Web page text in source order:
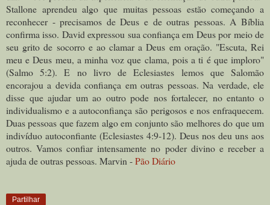
Stallone aprendeu algo que muitas pessoas estão começando a
reconhecer - precisamos de Deus e de outras pessoas. A Bíblia
confirma isso. David expressou sua confiança em Deus por meio de
seu grito de socorro e ao clamar a Deus em oração. "Escuta, Rei
meu e Deus meu, a minha voz que clama, pois a ti é que imploro"
(Salmo 5:2). E no livro de Eclesiastes lemos que Salomão
encorajou a devida confiança em outras pessoas. Na verdade, ele
disse que ajudar um ao outro pode nos fortalecer, no entanto o
individualismo e a autoconfiança são perigosos e nos enfraquecem.
Duas pessoas que fazem algo em conjunto são melhores do que um
indivíduo autoconfiante (Eclesiastes 4:9-12). Deus nos deu uns aos
outros. Vamos confiar intensamente no poder divino e receber a
ajuda de outras pessoas. Marvin -Pão Diário
Partilhar